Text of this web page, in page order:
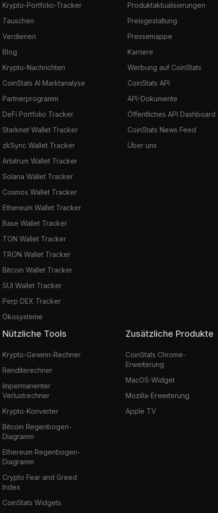
Krypto-Portfolio-Tracker
Tauschen
Verdienen
Blog
Krypto-Nachrichten
CoinStats AI Marktanalyse
Partnerprogramm
DeFi Portfolio Tracker
Starknet Wallet Tracker
zkSync Wallet Tracker
Arbitrum Wallet Tracker
Solana Wallet Tracker
Cosmos Wallet Tracker
Ethereum Wallet Tracker
Base Wallet Tracker
TON Wallet Tracker
TRON Wallet Tracker
Bitcoin Wallet Tracker
SUI Wallet Tracker
Perp DEX Tracker
Ökosysteme
Produktaktualisierungen
Preisgestaltung
Pressemappe
Karriere
Werbung auf CoinStats
CoinStats API
API-Dokumente
Öffentliches API Dashboard
CoinStats News Feed
Über uns
Nützliche Tools
Krypto-Gewinn-Rechner
Renditerechner
Impermanenter
Verlustrechner
Krypto-Konverter
Bitcoin Regenbogen-
Diagramm
Ethereum Regenbogen-
Diagramm
Crypto Fear and Greed
Index
CoinStats Widgets
Zusätzliche Produkte
CoinStats Chrome-
Erweiterung
MacOS-Widget
Mozilla-Erweiterung
Apple TV